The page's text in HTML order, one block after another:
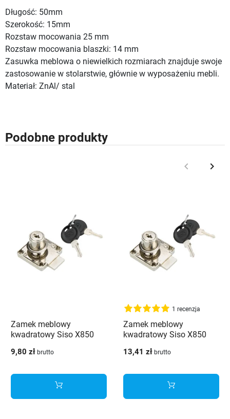
Długość: 50mm
Szerokość: 15mm
Rozstaw mocowania 25 mm
Rozstaw mocowania blaszki: 14 mm
Zasuwka meblowa o niewielkich rozmiarach znajduje swoje
zastosowanie w stolarstwie, głównie w wyposażeniu mebli.
Materiał: ZnAl/ stal
Podobne produkty
Poprzedni
keyboard_arrow_left keyboard_arrow_right
Zamek meblowy
kwadratowy Siso X850
14.01.052-2
9,80 zł brutto
1 recenzja
Zamek meblowy
kwadratowy Siso X850
ujednolicona kombinacja
13,41 zł brutto